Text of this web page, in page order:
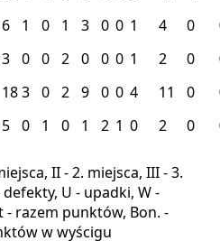
6 1 0 1 3 0 0 1 4 0
3 0 0 2 0 0 0 1 2 0
183 0 2 9 0 0 4 11 0
5 0 1 0 1 2 1 0 2 0
II - 2. miejsca, III - 3.
U - upadki, W -
- razem punktów, Bon. -
w wyścigu